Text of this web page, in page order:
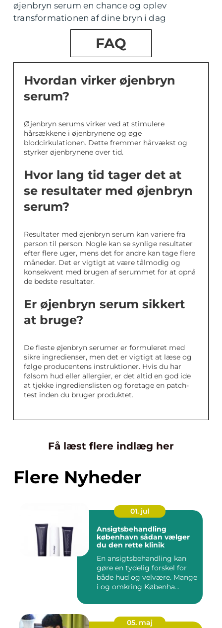
øjenbryn serum en chance og oplev
transformationen af dine bryn i dag
FAQ
Hvordan virker øjenbryn
serum?
Øjenbryn serums virker ved at stimulere
hårsækkene i øjenbrynene og øge
blodcirkulationen. Dette fremmer hårvækst og
styrker øjenbrynene over tid.
Hvor lang tid tager det at
se resultater med øjenbryn
serum?
Resultater med øjenbryn serum kan variere fra
person til person. Nogle kan se synlige resultater
efter flere uger, mens det for andre kan tage flere
måneder. Det er vigtigt at være tålmodig og
konsekvent med brugen af serummet for at opnå
de bedste resultater.
Er øjenbryn serum sikkert
at bruge?
De fleste øjenbryn serumer er formuleret med
sikre ingredienser, men det er vigtigt at læse og
følge producentens instruktioner. Hvis du har
følsom hud eller allergier, er det altid en god ide
at tjekke ingredienslisten og foretage en patch-
test inden du bruger produktet.
Få læst flere indlæg her
Flere Nyheder
01. jul
Ansigtsbehandling
københavn sådan vælger
du den rette klinik
En ansigtsbehandling kan
gøre en tydelig forskel for
både hud og velvære. Mange
i og omkring Københa...
05. maj